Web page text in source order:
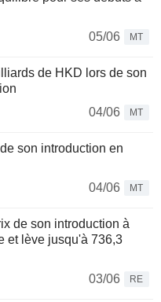
05/06
MT
de HKD lors de son
04/06
MT
son introduction en
04/06
MT
de son introduction à
et lève jusqu'à 736,3
03/06
RE